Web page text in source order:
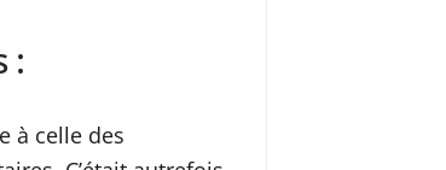
:
à celle des